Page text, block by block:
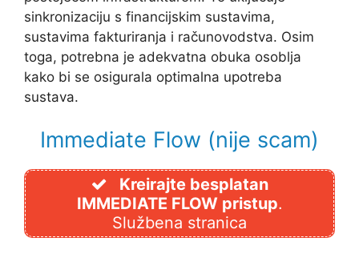
sinkronizaciju s financijskim sustavima,
sustavima fakturiranja i računovodstva. Osim
toga, potrebna je adekvatna obuka osoblja
kako bi se osigurala optimalna upotreba
sustava.
Immediate Flow (nije scam)
Kreirajte besplatan
IMMEDIATE FLOW pristup.
Službena stranica